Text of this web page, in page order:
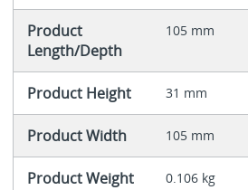
Product
Length/Depth
105 mm
Product Height 31 mm
Product Width 105 mm
Product Weight 0.106 kg